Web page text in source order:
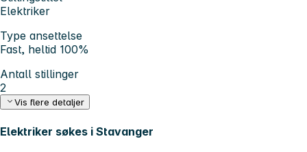
Elektriker
Type ansettelse
Fast, heltid 100%
Antall stillinger
2
Vis flere detaljer
Elektriker søkes i Stavanger